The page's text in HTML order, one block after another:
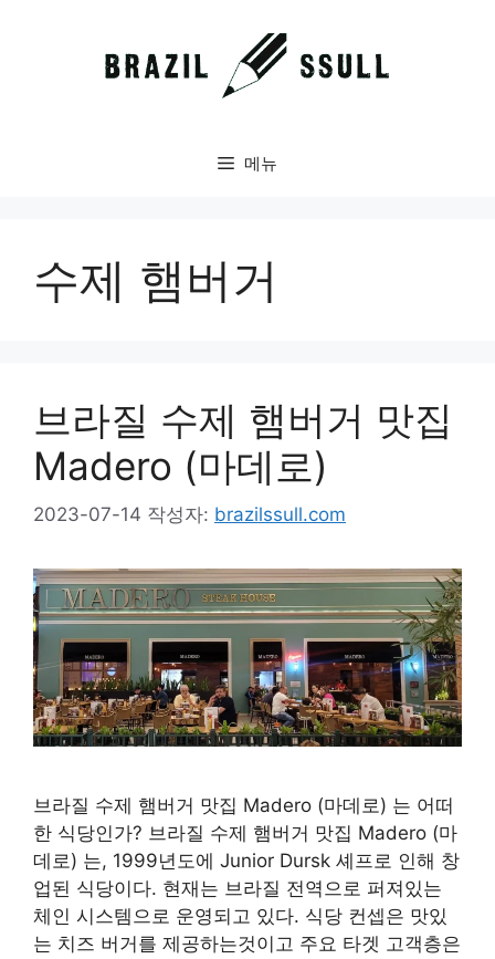
메뉴
수제 햄버거
브라질 수제 햄버거 맛집
Madero (마데로)
2023-07-14 작성자: brazilssull.com
브라질 수제 햄버거 맛집 Madero (마데로) 는 어떠
한 식당인가? 브라질 수제 햄버거 맛집 Madero (마
데로) 는, 1999년도에 Junior Dursk 셰프로 인해 창
업된 식당이다. 현재는 브라질 전역으로 퍼져있는
체인 시스템으로 운영되고 있다. 식당 컨셉은 맛있
는 치즈 버거를 제공하는것이고 주요 타겟 고객층은